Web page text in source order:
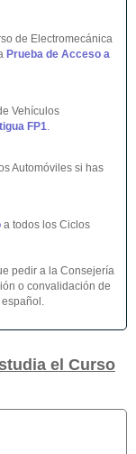
de Electromecánica
Prueba de Acceso a
Vehículos
FP1.
Automóviles si has
a todos los Ciclos
pedir a la Consejería
o convalidación de
el Curso